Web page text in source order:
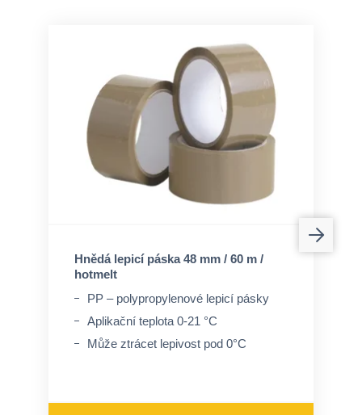
Hnědá lepicí páska 48 mm / 60 m /
hotmelt
PP – polypropylenové lepicí pásky
Aplikační teplota 0-21 °C
Může ztrácet lepivost pod 0°C